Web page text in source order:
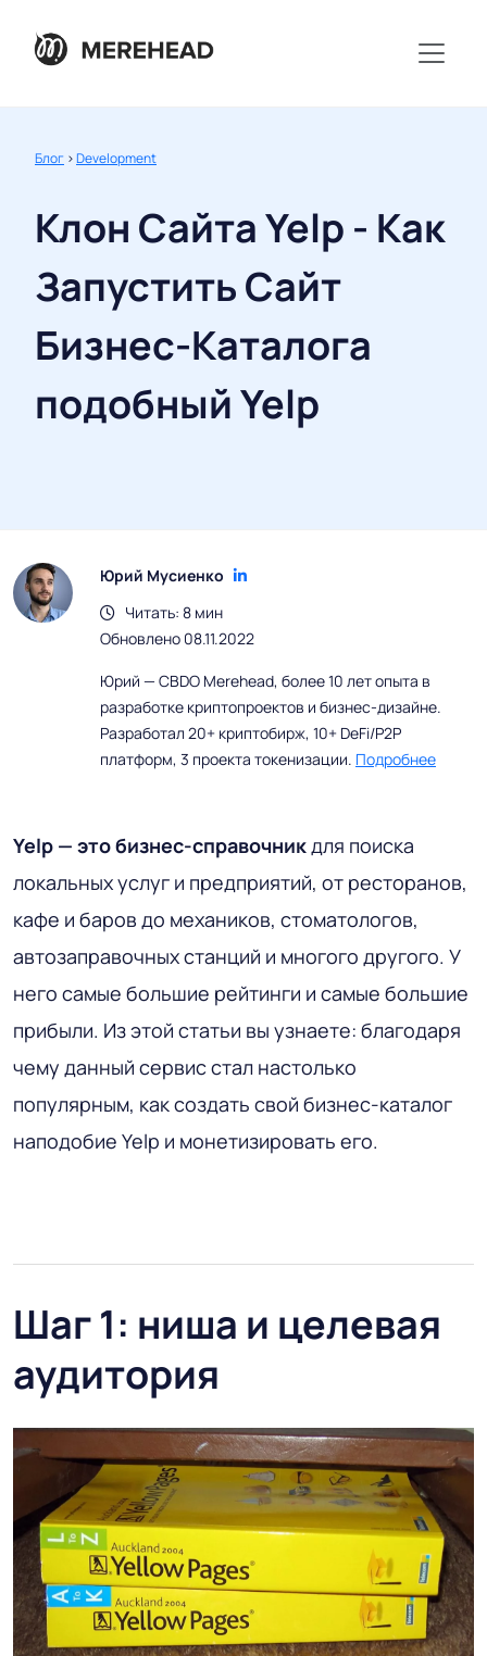
Блог >Development
Клон Сайта Yelp - Как
Запустить Сайт
Бизнес-Каталога
подобный Yelp
Юрий Мусиенко
Читать: 8 мин
Обновлено 08.11.2022
Юрий — CBDO Merehead, более 10 лет опыта в
разработке криптопроектов и бизнес-дизайне.
Разработал 20+ криптобирж, 10+ DeFi/P2P
платформ, 3 проекта токенизации. Подробнее
Yelp — это бизнес-справочникдля поиска
локальных услуг и предприятий, от ресторанов,
кафе и баров до механиков, стоматологов,
автозаправочных станций и многого другого. У
него самые большие рейтинги и самые большие
прибыли. Из этой статьи вы узнаете: благодаря
чему данный сервис стал настолько
популярным, как создать свой бизнес-каталог
наподобие Yelp и монетизировать его.
Шаг 1: ниша и целевая
аудитория